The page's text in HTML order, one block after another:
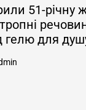
51-річну
гелю для